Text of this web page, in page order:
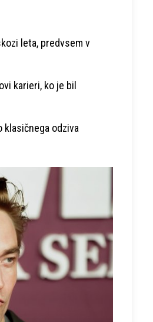
leta, predvsem v
karieri, ko je bil
klasičnega odziva